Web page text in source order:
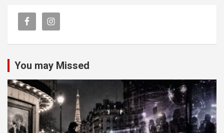
You may Missed